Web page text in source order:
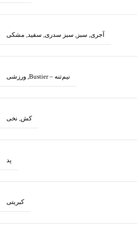
آجری, سبز , سبز سدری, سفید, مشکی
نیم‌تنه – Bustier , ورزشی
کش, نخی
پد
کبریتی